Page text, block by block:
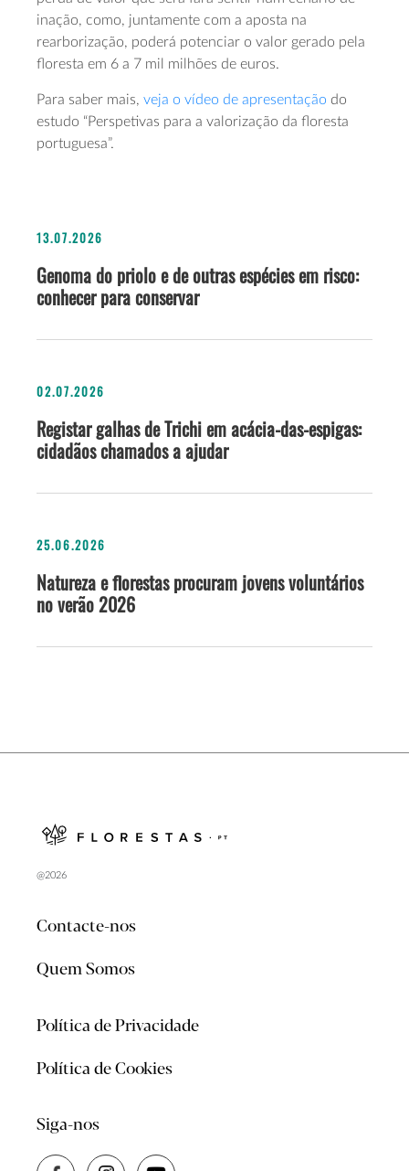
inação, como, juntamente com a aposta na
rearborização, poderá potenciar o valor gerado pela
floresta em 6 a 7 mil milhões de euros.
Para saber mais, veja o vídeo de apresentação do
estudo “Perspetivas para a valorização da floresta
portuguesa”.
13.07.2026
Genoma do priolo e de outras espécies em risco:
conhecer para conservar
02.07.2026
Registar galhas de Trichi em acácia-das-espigas:
cidadãos chamados a ajudar
25.06.2026
Natureza e florestas procuram jovens voluntários
no verão 2026
@2026
Contacte-nos
Quem Somos
Política de Privacidade
Política de Cookies
Siga-nos